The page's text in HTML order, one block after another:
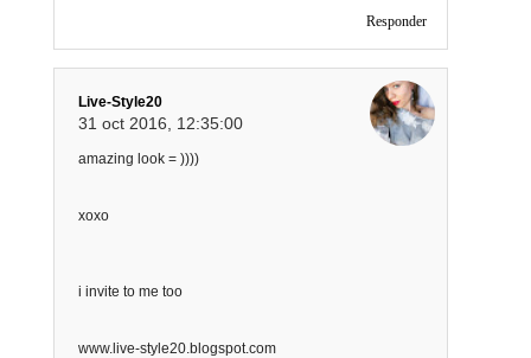
Responder
Live-Style20
31 oct 2016, 12:35:00
amazing look = ))))
xoxo
i invite to me too
www.live-style20.blogspot.com